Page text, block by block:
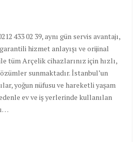
433 02 39, aynı gün servis avantajı,
hizmet anlayışı ve orijinal
tüm Arçelik cihazlarınız için hızlı,
sunmaktadır. İstanbul’un
yoğun nüfusu ve hareketli yaşam
ev ve iş yerlerinde kullanılan